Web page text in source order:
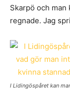
Skarpö och
regnade. Jag
I Lidingöspåret kan